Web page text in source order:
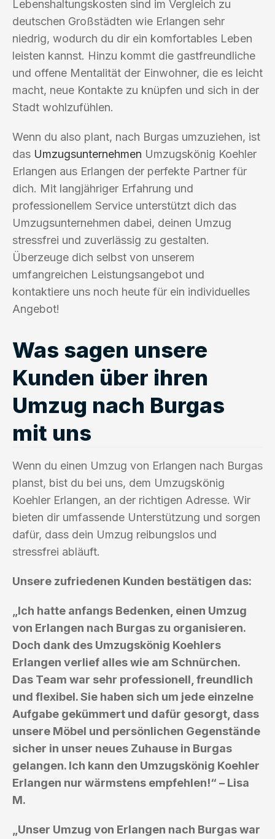
Lebenshaltungskosten sind im Vergleich zu
deutschen Großstädten wie Erlangen sehr
niedrig, wodurch du dir ein komfortables Leben
leisten kannst. Hinzu kommt die gastfreundliche
und offene Mentalität der Einwohner, die es leicht
macht, neue Kontakte zu knüpfen und sich in der
Stadt wohlzufühlen.
Wenn du also plant, nach Burgas umzuziehen, ist
das Umzugsunternehmen Umzugskönig Koehler
Erlangen aus Erlangen der perfekte Partner für
dich. Mit langjähriger Erfahrung und
professionellem Service unterstützt dich das
Umzugsunternehmen dabei, deinen Umzug
stressfrei und zuverlässig zu gestalten.
Überzeuge dich selbst von unserem
umfangreichen Leistungsangebot und
kontaktiere uns noch heute für ein individuelles
Angebot!
Was sagen unsere
Kunden über ihren
Umzug nach Burgas
mit uns
Wenn du einen Umzug von Erlangen nach Burgas
planst, bist du bei uns, dem Umzugskönig
Koehler Erlangen, an der richtigen Adresse. Wir
bieten dir umfassende Unterstützung und sorgen
dafür, dass dein Umzug reibungslos und
stressfrei abläuft.
Unsere zufriedenen Kunden bestätigen das:
„Ich hatte anfangs Bedenken, einen Umzug
von Erlangen nach Burgas zu organisieren.
Doch dank des Umzugskönig Koehlers
Erlangen verlief alles wie am Schnürchen.
Das Team war sehr professionell, freundlich
und flexibel. Sie haben sich um jede einzelne
Aufgabe gekümmert und dafür gesorgt, dass
unsere Möbel und persönlichen Gegenstände
sicher in unser neues Zuhause in Burgas
gelangen. Ich kann den Umzugskönig Koehler
Erlangen nur wärmstens empfehlen!“ – Lisa
M.
„Unser Umzug von Erlangen nach Burgas war